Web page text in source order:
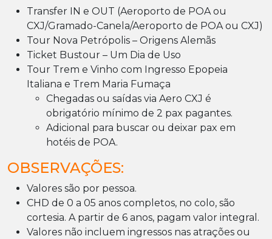
Transfer IN e OUT (Aeroporto de POA ou
CXJ/Gramado-Canela/Aeroporto de POA ou CXJ)
Tour Nova Petrópolis – Origens Alemãs
Ticket Bustour – Um Dia de Uso
Tour Trem e Vinho com Ingresso Epopeia
Italiana e Trem Maria Fumaça
Chegadas ou saídas via Aero CXJ é
obrigatório mínimo de 2 pax pagantes.
Adicional para buscar ou deixar pax em
hotéis de POA.
OBSERVAÇÕES:
Valores são por pessoa.
CHD de 0 a 05 anos completos, no colo, são
cortesia. A partir de 6 anos, pagam valor integral.
Valores não incluem ingressos nas atrações ou